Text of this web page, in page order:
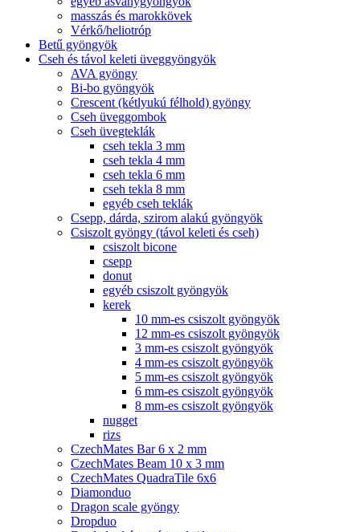
masszás és marokkövek
Vérkő/heliotróp
Betű gyöngyök
Cseh és távol keleti üveggyöngyök
AVA gyöngy
Bi-bo gyöngyök
Crescent (kétlyukú félhold) gyöngy
Cseh üveggombok
Cseh üvegteklák
cseh tekla 3 mm
cseh tekla 4 mm
cseh tekla 6 mm
cseh tekla 8 mm
egyéb cseh teklák
Csepp, dárda, szirom alakú gyöngyök
Csiszolt gyöngy (távol keleti és cseh)
csiszolt bicone
csepp
donut
egyéb csiszolt gyöngyök
kerek
10 mm-es csiszolt gyöngyök
12 mm-es csiszolt gyöngyök
3 mm-es csiszolt gyöngyök
4 mm-es csiszolt gyöngyök
5 mm-es csiszolt gyöngyök
6 mm-es csiszolt gyöngyök
8 mm-es csiszolt gyöngyök
nugget
rizs
CzechMates Bar 6 x 2 mm
CzechMates Beam 10 x 3 mm
CzechMates QuadraTile 6x6
Diamonduo
Dragon scale gyöngy
Dropduo